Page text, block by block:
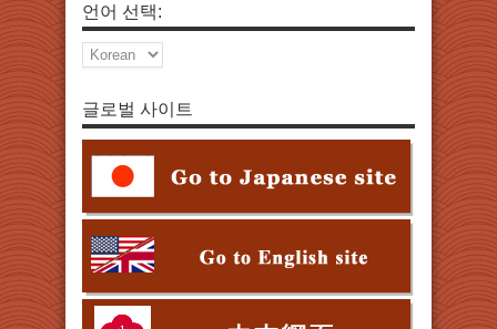
언어 선택:
글로벌 사이트